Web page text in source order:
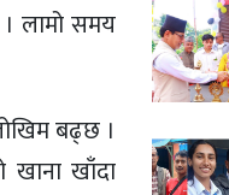
लामो समय
बढ्छ ।
खाना खाँदा